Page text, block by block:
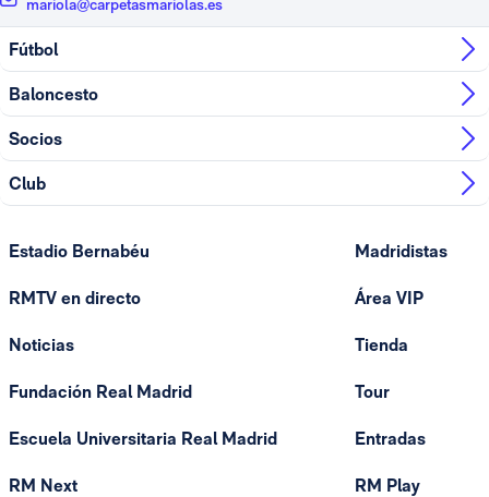
mariola@carpetasmariolas.es
Fútbol
Baloncesto
Socios
Club
Estadio Bernabéu
RMTV en directo
Noticias
Fundación Real Madrid
Escuela Universitaria Real Madrid
RM Next
Madridistas
Área VIP
Tienda
Tour
Entradas
RM Play